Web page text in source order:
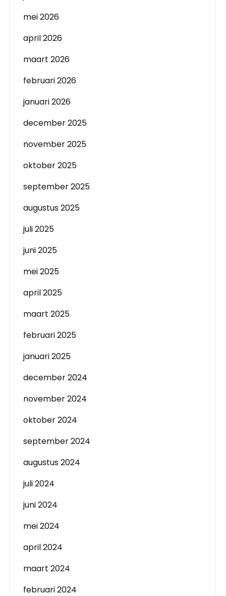
mei 2026
april 2026
maart 2026
februari 2026
januari 2026
december 2025
november 2025
oktober 2025
september 2025
augustus 2025
juli 2025
juni 2025
mei 2025
april 2025
maart 2025
februari 2025
januari 2025
december 2024
november 2024
oktober 2024
september 2024
augustus 2024
juli 2024
juni 2024
mei 2024
april 2024
maart 2024
februari 2024